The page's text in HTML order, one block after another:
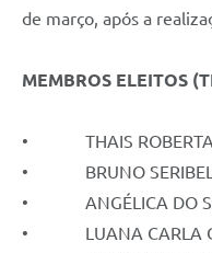
de março, após a
MEMBROS ELEITOS
• THAIS ROBERTA
• BRUNO
• ANGÉLICA DO
• LUANA CARLA C.